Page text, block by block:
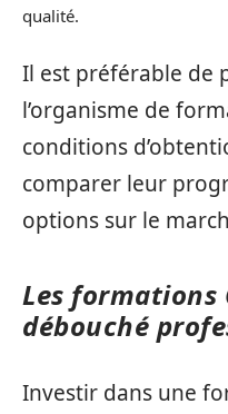
qualité.
Il est préférable de
l’organisme de
conditions
comparer leur
options sur le
Les formations
débouché
Investir dans une